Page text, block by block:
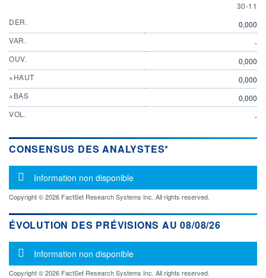
30
30-11
DER.
0,000
VAR.
-
OUV.
0,000
+HAUT
0,000
+BAS
0,000
VOL.
-
CONSENSUS DES ANALYSTES*
Message d'information
Information non disponible
Copyright © 2026 FactSet Research Systems Inc. All rights reserved.
ÉVOLUTION DES PRÉVISIONS AU 08/08/26
Message d'information
Information non disponible
Copyright © 2026 FactSet Research Systems Inc. All rights reserved.